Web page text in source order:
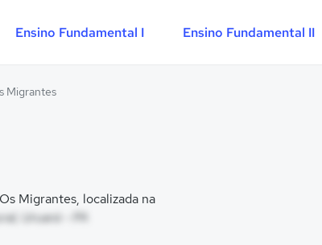
Ensino Fundamental I Ensino Fundamental II
Migrantes
Migrantes, localizada na
Uruará - PA